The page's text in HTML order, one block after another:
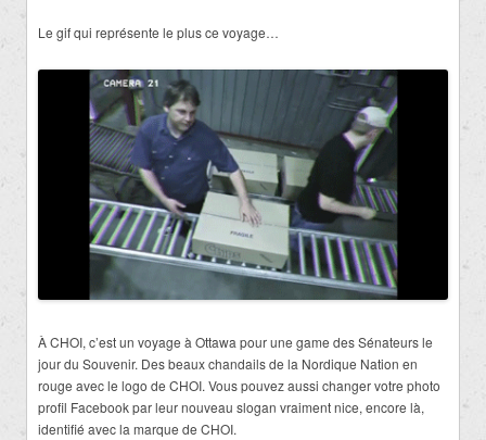
Le gif qui représente le plus ce voyage…
À CHOI, c’est un voyage à Ottawa pour une game des Sénateurs le
jour du Souvenir. Des beaux chandails de la Nordique Nation en
rouge avec le logo de CHOI. Vous pouvez aussi changer votre photo
profil Facebook par leur nouveau slogan vraiment nice, encore là,
identifié avec la marque de CHOI.